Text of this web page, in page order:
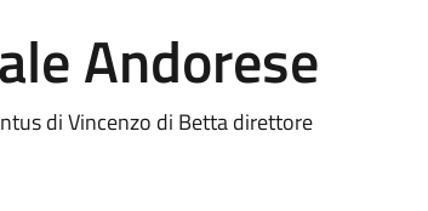
Andorese
di Vincenzo di Betta direttore